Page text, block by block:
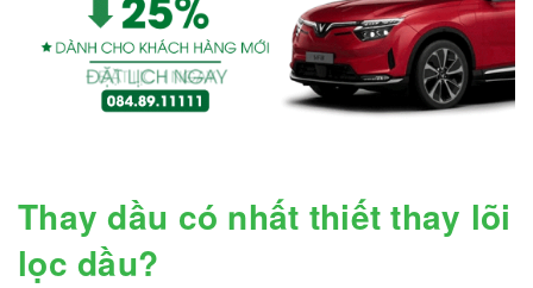
Thay dầu có nhất thiết thay lõi
lọc dầu?